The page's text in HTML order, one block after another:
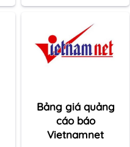
Bảng giá quảng
cáo báo
Vietnamnet